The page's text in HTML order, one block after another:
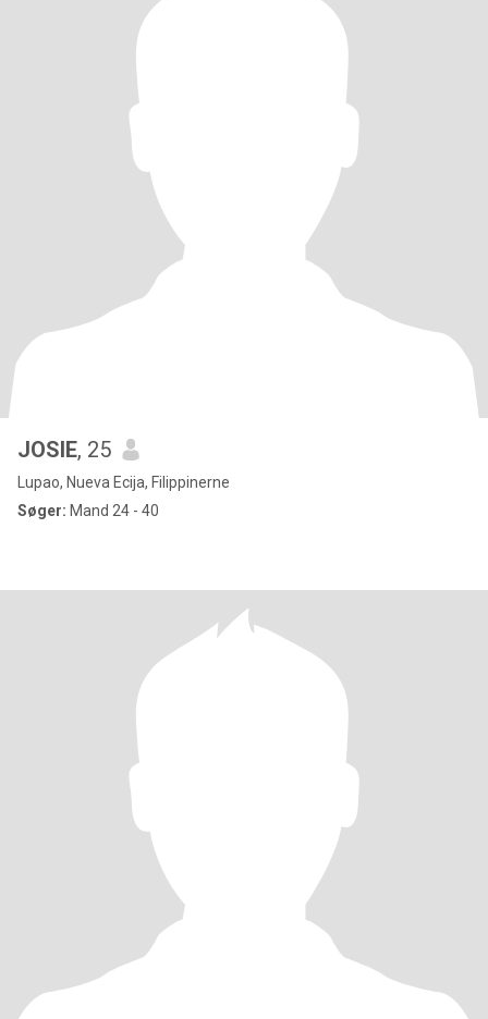
JOSIE, 25
Lupao, Nueva Ecija, Filippinerne
Søger: Mand 24 - 40